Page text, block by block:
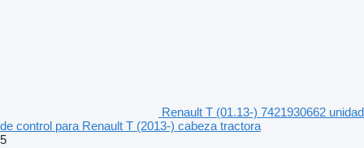
Renault T (01.13-) 7421930662 unidad
de control para Renault T (2013-) cabeza tractora
5